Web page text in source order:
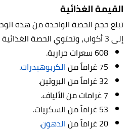
القيمة الغذائية
تبلغ حجم الحصة الواحدة من هذه
إلى 3 أكواب، وتحتوي الحصة الغذائية على:
608 سعرات حرارية.
75 غراماً من
الكربوهيدرات.
32 غراماً من البروتين.
7 غرامات من الألياف.
53 غراماً من السكريات.
20 غراماً من
الدهون.